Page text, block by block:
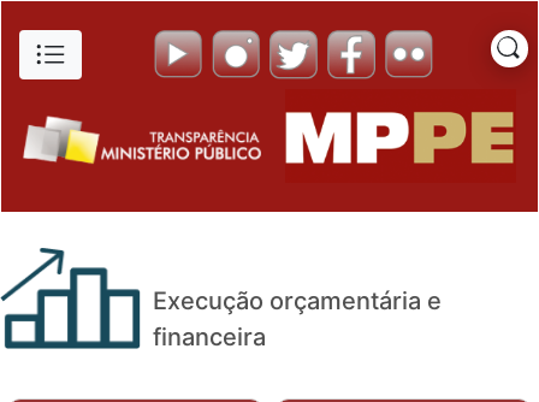
Repasses a Fundos e
Execução orçamentária e
financeira